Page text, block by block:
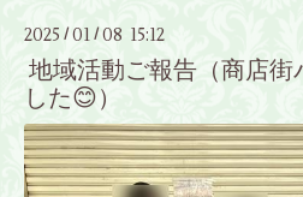
2025 / 01 /08 15:12
地域活動ご報告（商店街
した😊）